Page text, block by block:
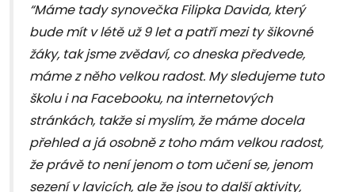
“Máme tady synovečka Filipka Davida, který
bude mít v létě už 9 let a patří mezi ty šikovné
žáky, tak jsme zvědaví, co dneska předvede,
máme z něho velkou radost. My sledujeme tuto
školu i na Facebooku, na internetových
stránkách, takže si myslím, že máme docela
přehled a já osobně z toho mám velkou radost,
že právě to není jenom o tom učení se, jenom
sezení v lavicích, ale že jsou to další aktivity,